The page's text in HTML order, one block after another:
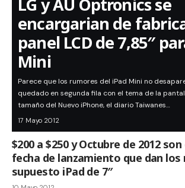
LG y AU Optronics se
encargarian de
panel LCD de 7,85″
Mini
Parece que los rumores del iPad Mini no
quedado en segunda fila con el tema de la
tamaño del Nuevo iPhone, el diario Taiwanes…
17 Mayo 2012
$200 a $250 y Octubre de 2012
fecha de lanzamiento que dan los
supuesto iPad de 7″